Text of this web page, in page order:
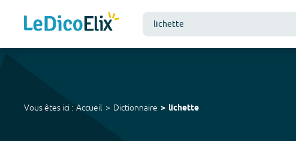
Vous êtes ici : Accueil Dictionnaire lichette